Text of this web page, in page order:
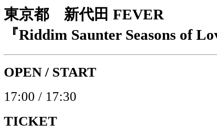
東京都 新代田 FEVER
『Riddim Saunter Seasons of
OPEN / START
17:00 / 17:30
TICKET